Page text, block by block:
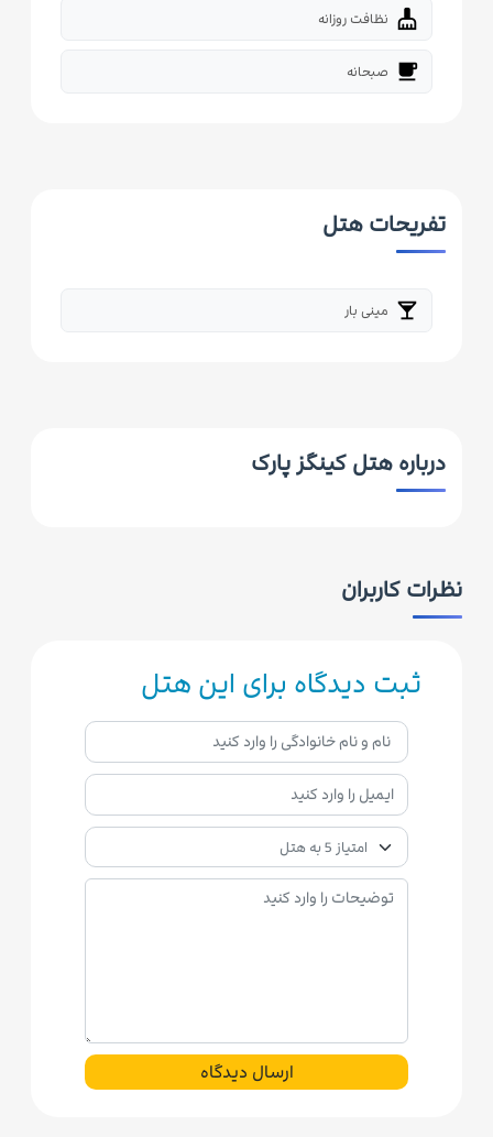
cleaning_services نظافت روزانه
free_breakfast صبحانه
تفریحات هتل
local_bar مینی بار
درباره هتل کینگز پارک
نظرات کاربران
ثبت دیدگاه برای این هتل
ارسال دیدگاه